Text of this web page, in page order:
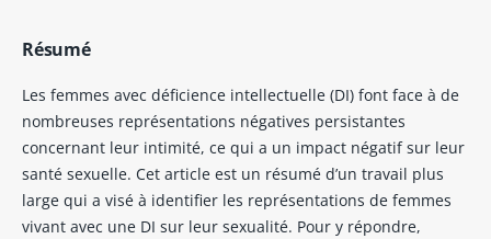
Résumé
Les femmes avec déficience intellectuelle (DI) font face à de
nombreuses représentations négatives persistantes
concernant leur intimité, ce qui a un impact négatif sur leur
santé sexuelle. Cet article est un résumé d’un travail plus
large qui a visé à identifier les représentations de femmes
vivant avec une DI sur leur sexualité. Pour y répondre,